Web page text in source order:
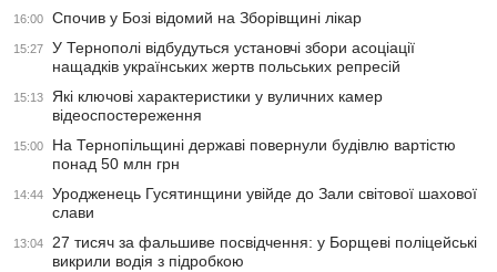
16:00 Спочив у Бозі відомий на Зборівщині лікар
15:27
У Тернополі відбудуться установчі збори асоціації
нащадків українських жертв польських репресій
15:13
Які ключові характеристики у вуличних камер
відеоспостереження
15:00
На Тернопільщині державі повернули будівлю вартістю
понад 50 млн грн
14:44
Уродженець Гусятинщини увійде до Зали світової шахової
слави
13:04
27 тисяч за фальшиве посвідчення: у Борщеві поліцейські
викрили водія з підробкою